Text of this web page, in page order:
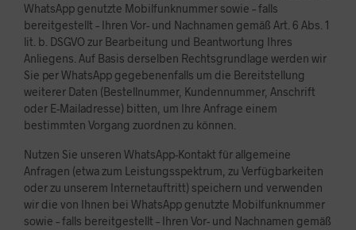
WhatsApp genutzte Mobilfunknummer sowie – falls
bereitgestellt – Ihren Vor- und Nachnamen gemäß Art. 6 Abs. 1
lit. b. DSGVO zur Bearbeitung und Beantwortung Ihres
Anliegens. Auf Basis derselben Rechtsgrundlage werden wir
Sie per WhatsApp gegebenenfalls um die Bereitstellung
weiterer Daten (Bestellnummer, Kundennummer, Anschrift
oder E-Mailadresse) bitten, um Ihre Anfrage einem
bestimmten Vorgang zuordnen zu können.
Nutzen Sie unseren WhatsApp-Kontakt für allgemeine
Anfragen (etwa zum Leistungsspektrum, zu Verfügbarkeiten
oder zu unserem Internetauftritt) speichern und verwenden
wir die von Ihnen bei WhatsApp genutzte Mobilfunknummer
sowie – falls bereitgestellt – Ihren Vor- und Nachnamen gemäß